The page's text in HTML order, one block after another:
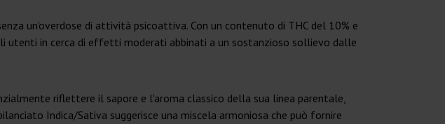
un'overdose di attività psicoattiva. Con un contenuto di THC del 10% e
utenti in cerca di effetti moderati abbinati a un sostanzioso sollievo dalle
riflettere il sapore e l'aroma classico della sua linea parentale,
Indica/Sativa suggerisce una miscela armoniosa che può fornire